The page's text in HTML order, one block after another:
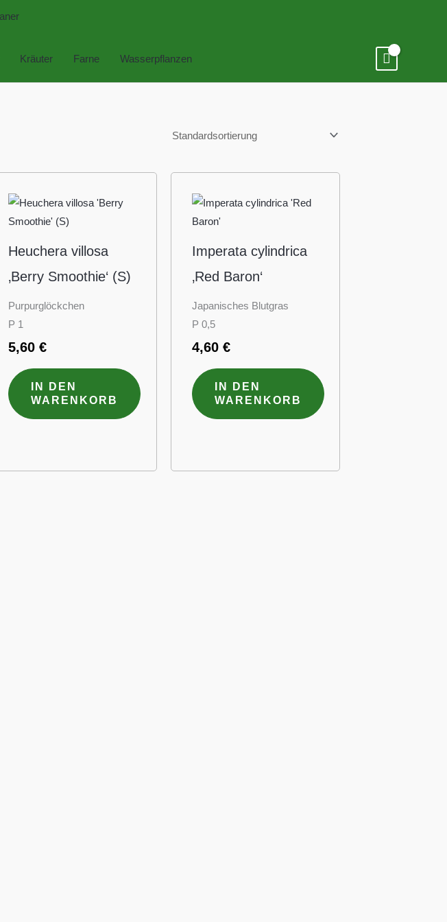
Kräuter Farne Wasserpflanzen
Heuchera villosa
‚Berry Smoothie‘ (S)
Purpurglöckchen
P 1
5,60€
IN DEN
WARENKORB
Imperata cylindrica
‚Red Baron‘
Japanisches Blutgras
P 0,5
4,60 €
IN DEN
WARENKORB